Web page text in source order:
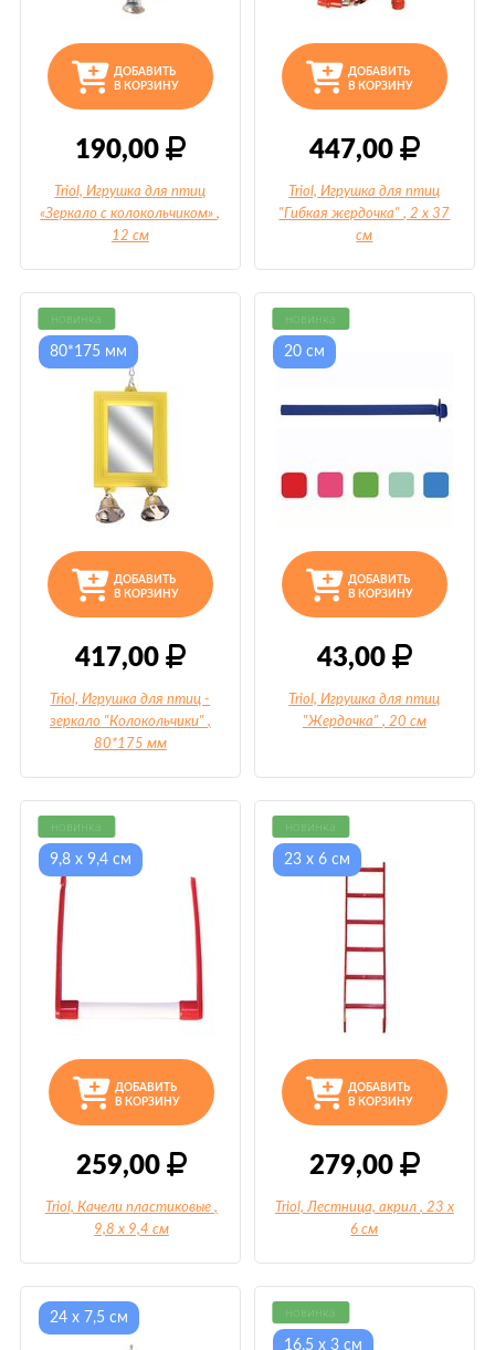
ДОБАВИТЬ
В КОРЗИНУ
190,00
Triol, Игрушка для птиц
«Зеркало с колокольчиком» ,
12 см
ДОБАВИТЬ
В КОРЗИНУ
447,00
Triol, Игрушка для птиц
"Гибкая жердочка" , 2 х 37
см
новинка
ДОБАВИТЬ
В КОРЗИНУ
417,00
80*175 мм
Triol, Игрушка для птиц -
зеркало "Колокольчики" ,
80*175 мм
новинка
ДОБАВИТЬ
В КОРЗИНУ
43,00
20 см
Triol, Игрушка для птиц
"Жердочка" , 20 см
новинка
ДОБАВИТЬ
В КОРЗИНУ
259,00
9,8 х 9,4 см
Triol, Качели пластиковые ,
9,8 х 9,4 см
новинка
ДОБАВИТЬ
В КОРЗИНУ
279,00
23 х 6 см
Triol, Лестница, акрил , 23 х
6 см
24 х 7,5 см новинка
16,5 х 3 см